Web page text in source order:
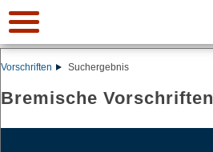
Vorschriften Suchergebnis
Bremische Vorschriften